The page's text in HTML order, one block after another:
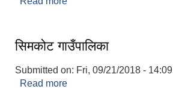
सिमकोट गाउँपालिका
Submitted on: Fri, 09/21/2018 - 14:09
Read more